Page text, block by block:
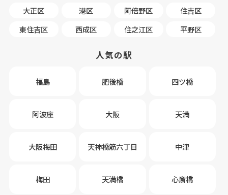
大正区
港区 阿倍野区
住吉区
東住吉区
西成区 住之江区 平野区
人気の駅
福島 肥後橋 四ツ橋
阿波座 大阪 天満
大阪梅田 天神橋筋六丁目 中津
梅田 天満橋 心斎橋